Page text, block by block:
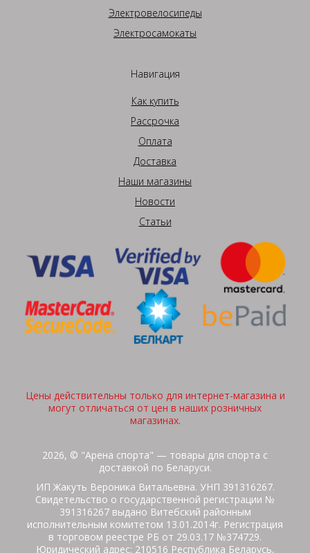
Электровелосипеды
Электросамокаты
Навигация
Как купить
Рассрочка
Оплата
Доставка
Наши магазины
Новости
Статьи
Цены действительны только для интернет-магазина и
могут отличаться от цен в наших розничных
магазинах.
2026, © "Арена спорта" — товары для спорта с
доставкой по Беларуси.
ИП Жакуть Вероника Витальевна. УНП 391316267.
Свидетельство о государственной регистрации №
391316267 выдано Витебский районным
исполнительным комитетом 13.01.2014г. Регистрация
в торговом реестре РБ от 29.03.17 №374729.
Юридический адрес: 210516 Республика Беларусь,